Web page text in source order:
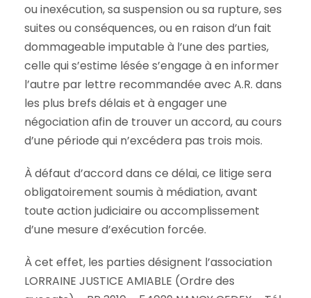
ou inexécution, sa suspension ou sa rupture, ses
suites ou conséquences, ou en raison d’un fait
dommageable imputable à l’une des parties,
celle qui s’estime lésée s’engage à en informer
l’autre par lettre recommandée avec A.R. dans
les plus brefs délais et à engager une
négociation afin de trouver un accord, au cours
d’une période qui n’excédera pas trois mois.
À défaut d’accord dans ce délai, ce litige sera
obligatoirement soumis à médiation, avant
toute action judiciaire ou accomplissement
d’une mesure d’exécution forcée.
À cet effet, les parties désignent l’association
LORRAINE JUSTICE AMIABLE (Ordre des